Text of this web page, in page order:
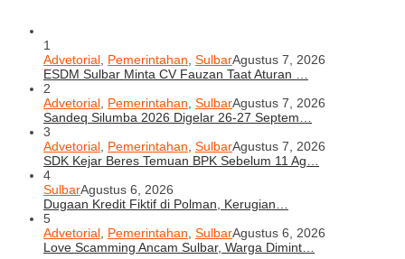
1
Advetorial, Pemerintahan, SulbarAgustus 7, 2026
ESDM Sulbar Minta CV Fauzan Taat Aturan …
2
Advetorial, Pemerintahan, SulbarAgustus 7, 2026
Sandeq Silumba 2026 Digelar 26-27 Septem…
3
Advetorial, Pemerintahan, SulbarAgustus 7, 2026
SDK Kejar Beres Temuan BPK Sebelum 11 Ag…
4
SulbarAgustus 6, 2026
Dugaan Kredit Fiktif di Polman, Kerugian…
5
Advetorial, Pemerintahan, SulbarAgustus 6, 2026
Love Scamming Ancam Sulbar, Warga Dimint…